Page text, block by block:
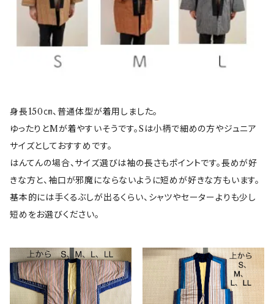
身長150㎝、普通体型が着用しました。
ゆったりとMが着やすいそうです。Sは小柄で細めの方やジュニア
サイズとしておすすめです。
はんてんの場合、サイズ選びは袖の長さもポイントです。長めが好
きな方と、袖口が邪魔にならないように短めが好きな方もいます。
基本的には手くるぶしが出るくらい、シャツやセーターよりも少し
短めをお選びください。